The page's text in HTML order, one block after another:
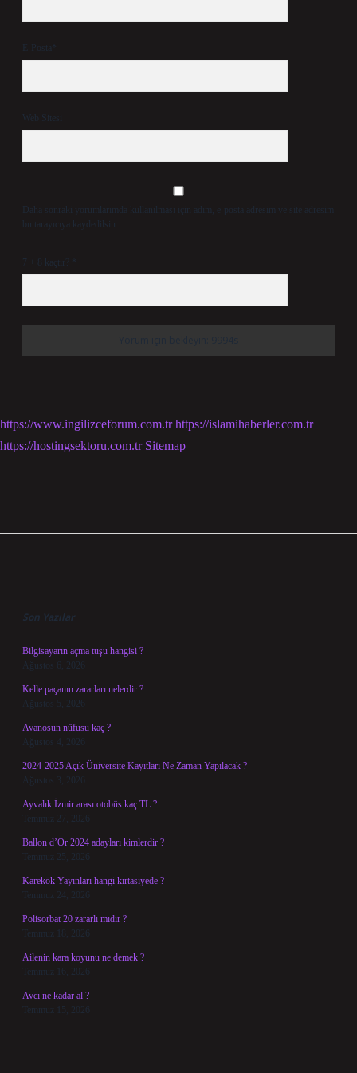
E-Posta*
Web Sitesi
Daha sonraki yorumlarımda kullanılması için adım, e-posta adresim ve site adresim
bu tarayıcıya kaydedilsin.
7 + 8 kaçtır? *
https://www.ingilizceforum.com.tr https://islamihaberler.com.tr
https://hostingsektoru.com.tr Sitemap
Son Yazılar
Bilgisayarın açma tuşu hangisi ?
Ağustos 6, 2026
Kelle paçanın zararları nelerdir ?
Ağustos 5, 2026
Avanosun nüfusu kaç ?
Ağustos 4, 2026
2024-2025 Açık Üniversite Kayıtları Ne Zaman Yapılacak ?
Ağustos 3, 2026
Ayvalık İzmir arası otobüs kaç TL ?
Temmuz 27, 2026
Ballon d’Or 2024 adayları kimlerdir ?
Temmuz 25, 2026
Karekök Yayınları hangi kırtasiyede ?
Temmuz 24, 2026
Polisorbat 20 zararlı mıdır ?
Temmuz 18, 2026
Ailenin kara koyunu ne demek ?
Temmuz 16, 2026
Avcı ne kadar al ?
Temmuz 15, 2026